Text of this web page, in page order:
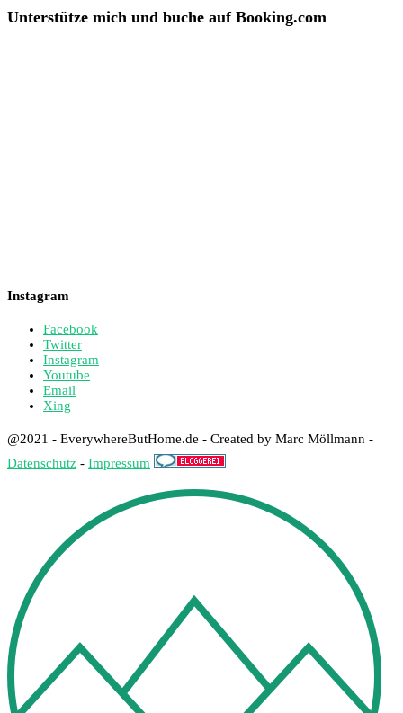
Unterstütze mich und buche auf Booking.com
Instagram
Facebook
Twitter
Instagram
Youtube
Email
Xing
@2021 - EverywhereButHome.de - Created by Marc Möllmann -
Datenschutz - Impressum